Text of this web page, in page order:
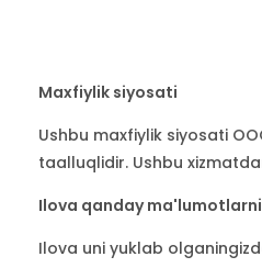
Maxfiylik siyosati
Ushbu maxfiylik siyosati
taalluqlidir. Ushbu
Ilova qanday
Ilova uni yuklab